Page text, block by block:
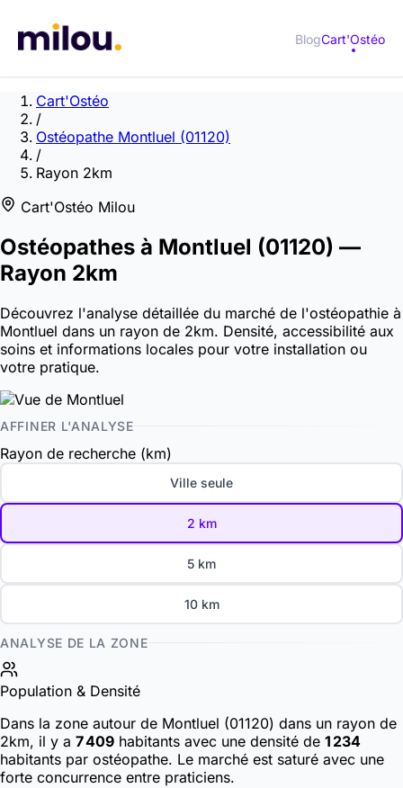
BlogCart'Ostéo
Cart'Ostéo
/
Ostéopathe Montluel (01120)
/
Rayon 2km
Cart'Ostéo Milou
Ostéopathes à Montluel (01120) —
Rayon 2km
Découvrez l'analyse détaillée du marché de l'ostéopathie à
Montluel dans un rayon de 2km. Densité, accessibilité aux
soins et informations locales pour votre installation ou
votre pratique.
AFFINER L'ANALYSE
Rayon de recherche (km)
Ville seule
2 km
5 km
10 km
ANALYSE DE LA ZONE
Population & Densité
Dans la zone autour de Montluel (01120) dans un rayon de
2km, il y a 7 409 habitants avec une densité de 1 234
habitants par ostéopathe. Le marché est saturé avec une
forte concurrence entre praticiens.